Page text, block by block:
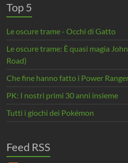
Top 5
Le oscure trame - Occhi di Gatto
Le oscure trame: È quasi magia
Road)
Che fine hanno fatto i Power
PK: I nostri primi 30 anni insieme
Tutti i giochi dei Pokémon
Feed RSS